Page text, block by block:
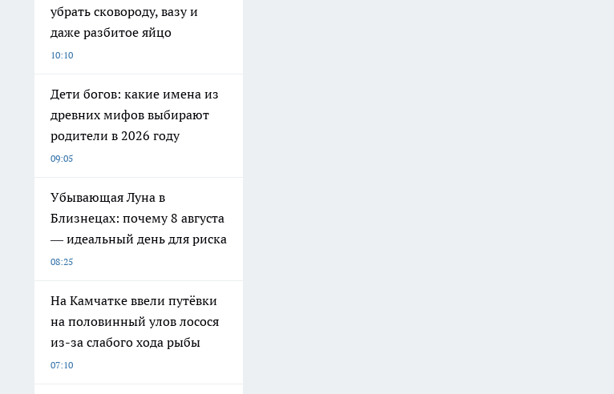
убрать сковороду, вазу и
даже разбитое яйцо
10:10
Дети богов: какие имена из
древних мифов выбирают
родители в 2026 году
09:05
Убывающая Луна в
Близнецах: почему 8 августа
— идеальный день для риска
08:25
На Камчатке ввели путёвки
на половинный улов лосося
из-за слабого хода рыбы
07:10